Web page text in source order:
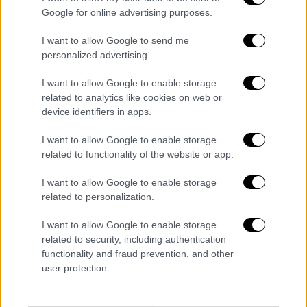
Google for online advertising purposes.
I want to allow Google to send me
personalized advertising.
I want to allow Google to enable storage
related to analytics like cookies on web or
device identifiers in apps.
I want to allow Google to enable storage
related to functionality of the website or app.
I want to allow Google to enable storage
related to personalization.
I want to allow Google to enable storage
related to security, including authentication
functionality and fraud prevention, and other
user protection.